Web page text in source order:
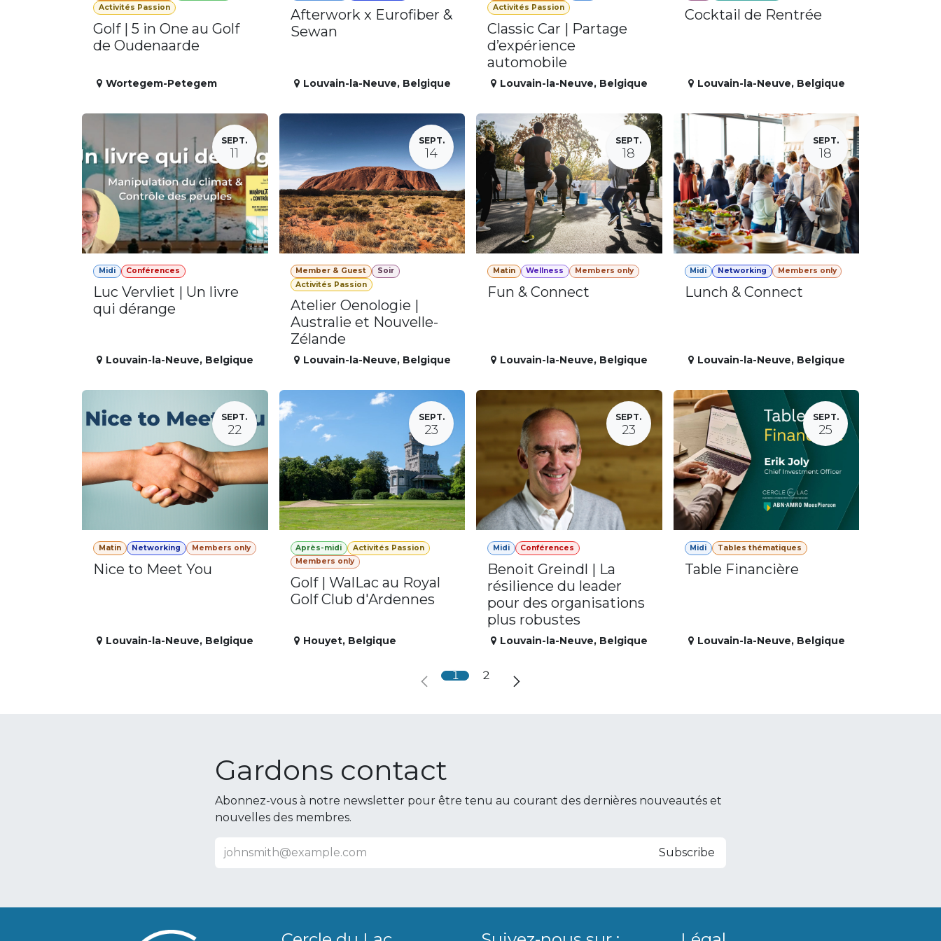
Activités Passion
Golf | 5 in One au Golf
de Oudenaarde
Wortegem-Petegem
Afterwork x Eurofiber &
Sewan
Louvain-la-Neuve, Belgique
Activités Passion
Classic Car | Partage
d’expérience
automobile
Louvain-la-Neuve, Belgique
Cocktail de Rentrée
Louvain-la-Neuve, Belgique
SEPT.
11
Midi Conférences
Luc Vervliet | Un livre
qui dérange
Louvain-la-Neuve, Belgique
SEPT.
14
Member & Guest
Soir
Activités Passion
Atelier Oenologie |
Australie et Nouvelle-
Zélande
Louvain-la-Neuve, Belgique
SEPT.
18
Matin Wellness Members only
Fun & Connect
Louvain-la-Neuve, Belgique
SEPT.
18
Midi Networking Members only
Lunch & Connect
Louvain-la-Neuve, Belgique
SEPT.
22
Matin Networking Members only
Nice to Meet You
Louvain-la-Neuve, Belgique
SEPT.
23
Après-midi
Activités Passion
Members only
Golf | WalLac au Royal
Golf Club d'Ardennes
Houyet, Belgique
SEPT.
23
Midi Conférences
Benoit Greindl | La
résilience du leader
pour des organisations
plus robustes
Louvain-la-Neuve, Belgique
SEPT.
25
Midi Tables thématiques
Table Financière
Louvain-la-Neuve, Belgique
1 2
Gardons contact
Abonnez-vous à notre newsletter pour être tenu au courant des dernières nouveautés et
nouvelles des membres.
Subscribe